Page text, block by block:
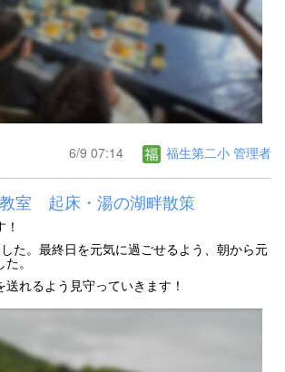
6/9 07:14 福生第二小 管理者
室 起床・湯の湖畔散策
た。最終日を元気に過ごせるよう、朝から元
。
れるよう見守っていきます！